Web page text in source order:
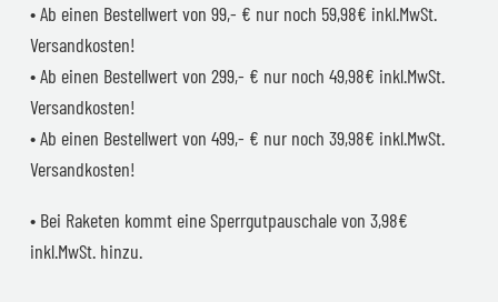
• Ab einen Bestellwert von 99,- € nur noch 59,98€ inkl.MwSt.
Versandkosten!
• Ab einen Bestellwert von 299,- € nur noch 49,98€ inkl.MwSt.
Versandkosten!
• Ab einen Bestellwert von 499,- € nur noch 39,98€ inkl.MwSt.
Versandkosten!
• Bei Raketen kommt eine Sperrgutpauschale von 3,98€
inkl.MwSt. hinzu.